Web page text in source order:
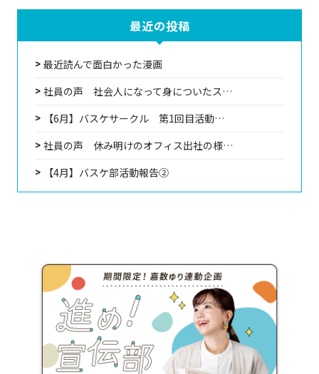
最近の投稿
最近読んで面白かった漫画
社員の声 社会人になって身についたス…
【6月】バスケサークル 第1回目活動…
社員の声 休み明けのオフィス出社の様…
【4月】バスケ部活動報告②